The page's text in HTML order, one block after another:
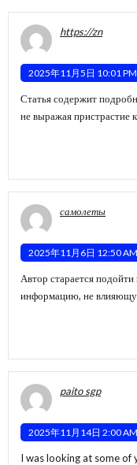
https://zn
2025年11月5日 10:01 PM
Статья содержит
не выражая пристрастие
самолеты
2025年11月6日 12:50 AM
Автор старается
информацию, не
paito sgp
2025年11月14日 2:00 AM
I was looking at some of